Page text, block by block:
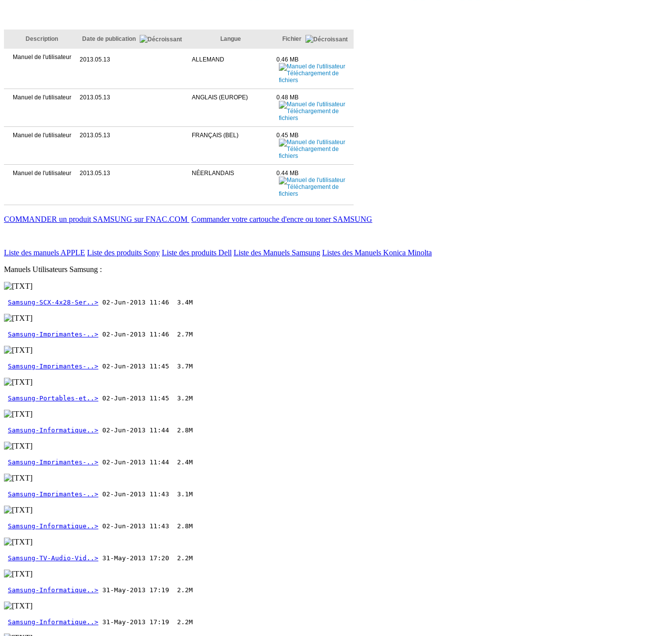
Description Date de publication Langue Fichier
Manuel de l'utilisateur 2013.05.13 ALLEMAND 0.46 MB
Manuel de l'utilisateur 2013.05.13 ANGLAIS (EUROPE) 0.48 MB
Manuel de l'utilisateur 2013.05.13 FRANÇAIS (BEL) 0.45 MB
Manuel de l'utilisateur 2013.05.13 NÉERLANDAIS 0.44 MB
COMMANDER un produit SAMSUNG sur FNAC.COM Commander votre cartouche d'encre ou toner SAMSUNG
Liste des manuels APPLE Liste des produits Sony Liste des produits Dell Liste des Manuels Samsung Listes des Manuels Konica Minolta
Manuels Utilisateurs Samsung :
Samsung-SCX-4x28-Ser..>
Samsung-Imprimantes-..>
Samsung-Imprimantes-..>
Samsung-Portables-et..>
Samsung-Informatique..>
Samsung-Imprimantes-..>
Samsung-Imprimantes-..>
Samsung-Informatique..> 02-Jun-2013 11:43  2.8M
Samsung-TV-Audio-Vid..>
Samsung-Informatique..>
Samsung-Informatique..>